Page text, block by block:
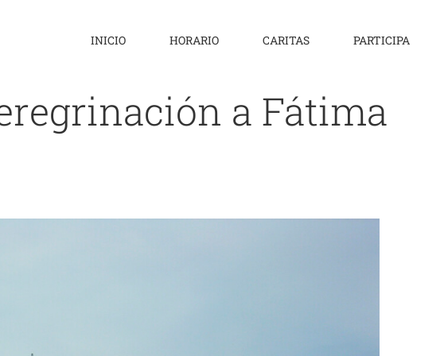
INICIO HORARIO CARITAS PARTICIPA
a Fátima